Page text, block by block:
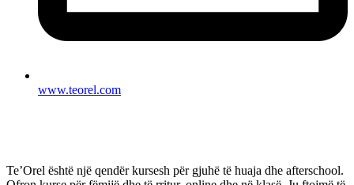
www.teorel.com
Te’Orel është një qendër kursesh për gjuhë të huaja dhe afterschool.